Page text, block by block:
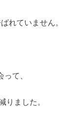
れていません。
て、
りました。